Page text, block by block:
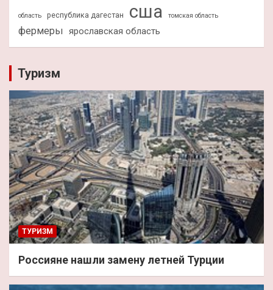
область республика дагестан сша томская область
фермеры ярославская область
Туризм
ТУРИЗМ
Россияне нашли замену летней Турции